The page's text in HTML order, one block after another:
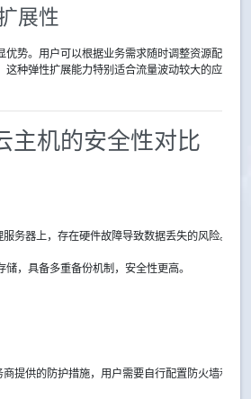
展性
优势。用户可以根据业务需求随时调整资源配
这种弹性扩展能力特别适合流量波动较大的应
主机的安全性对比
务器上，存在硬件故障导致数据丢失的风险。
储，具备多重备份机制，安全性更高。
商提供的防护措施，用户需要自行配置防火墙和安